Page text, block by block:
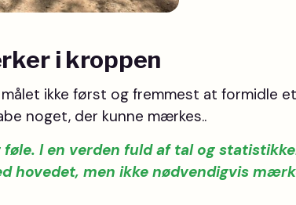
i kroppen
målet ikke først og fremmest at formidle
noget, der kunne mærkes..
føle. I en verden fuld af tal og
hovedet, men ikke nødvendigvis